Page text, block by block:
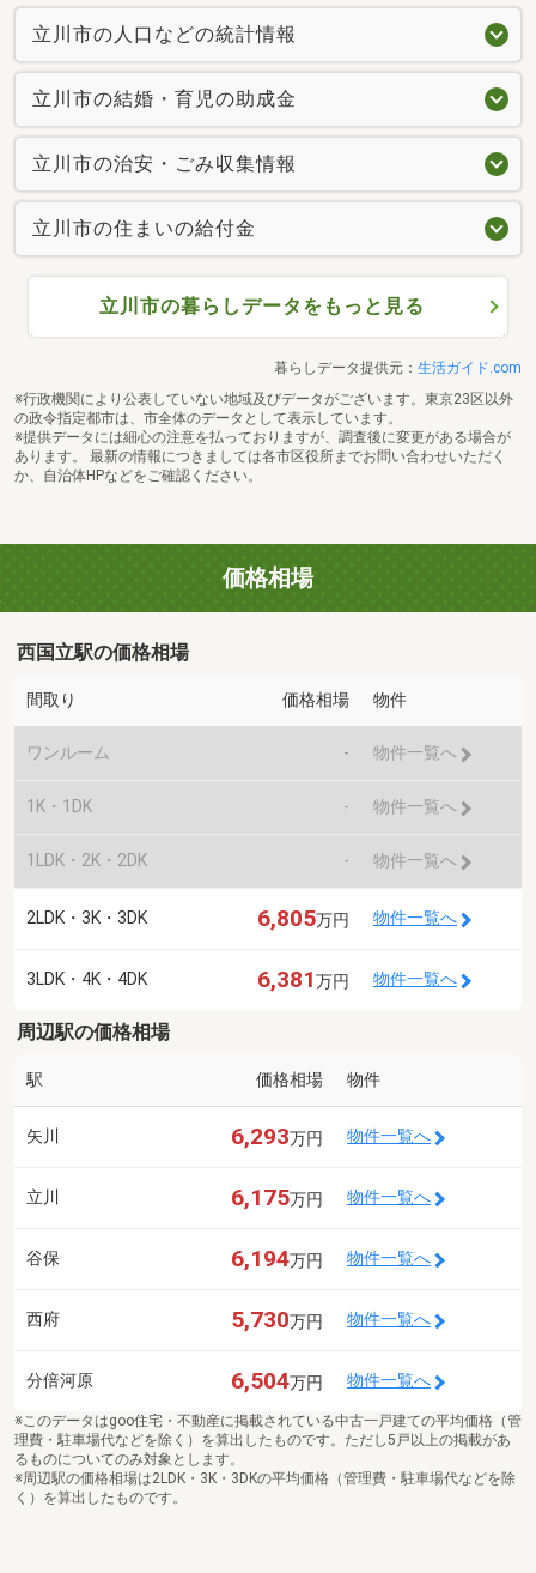
立川市の人口などの統計情報
立川市の結婚・育児の助成金
立川市の治安・ごみ収集情報
立川市の住まいの給付金
立川市の暮らしデータをもっと見る
暮らしデータ提供元： 生活ガイド.com
※行政機関により公表していない地域及びデータがございます。東京23区以外
の政令指定都市は、市全体のデータとして表示しています。
※提供データには細心の注意を払っておりますが、調査後に変更がある場合が
あります。 最新の情報につきましては各市区役所までお問い合わせいただく
か、自治体HPなどをご確認ください。
価格相場
西国立駅の価格相場
間取り 価格相場 物件
ワンルーム - 物件一覧へ
1K・1DK - 物件一覧へ
1LDK・2K・2DK - 物件一覧へ
2LDK・3K・3DK 6,805万円 物件一覧へ
3LDK・4K・4DK 6,381万円 物件一覧へ
周辺駅の価格相場
駅 価格相場 物件
矢川 6,293万円 物件一覧へ
立川 6,175万円 物件一覧へ
谷保 6,194万円 物件一覧へ
西府 5,730万円 物件一覧へ
分倍河原 6,504万円 物件一覧へ
※このデータはgoo住宅・不動産に掲載されている中古一戸建ての平均価格（管
理費・駐車場代などを除く）を算出したものです。ただし5戸以上の掲載があ
るものについてのみ対象とします。
※周辺駅の価格相場は2LDK・3K・3DKの平均価格（管理費・駐車場代などを除
く）を算出したものです。